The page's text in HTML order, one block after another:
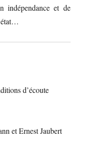
indépendance et de
d’écoute
et Ernest Jaubert